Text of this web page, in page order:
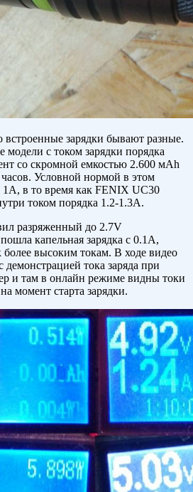
зарядки бывают разные.
с током зарядки порядка
со скромной емкостью 2.600 мАh
часов. Условной нормой в этом
в то время как FENIX UC30
током порядка 1.2-1.3А.
разряженный до 2.7V
капельная зарядка с 0.1А,
высоким токам. В ходе видео
демонстрацией тока заряда при
и там в онлайн режиме видны токи
момент старта зарядки.